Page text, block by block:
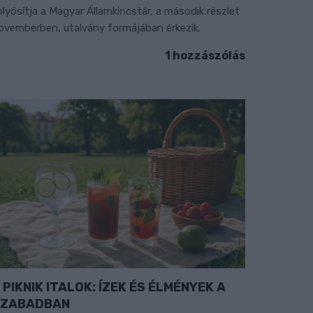
a Magyar Államkincstár, a második részlet
utalvány formájában érkezik.
1 hozzászólás
PIKNIK ITALOK: ÍZEK ÉS ÉLMÉNYEK A